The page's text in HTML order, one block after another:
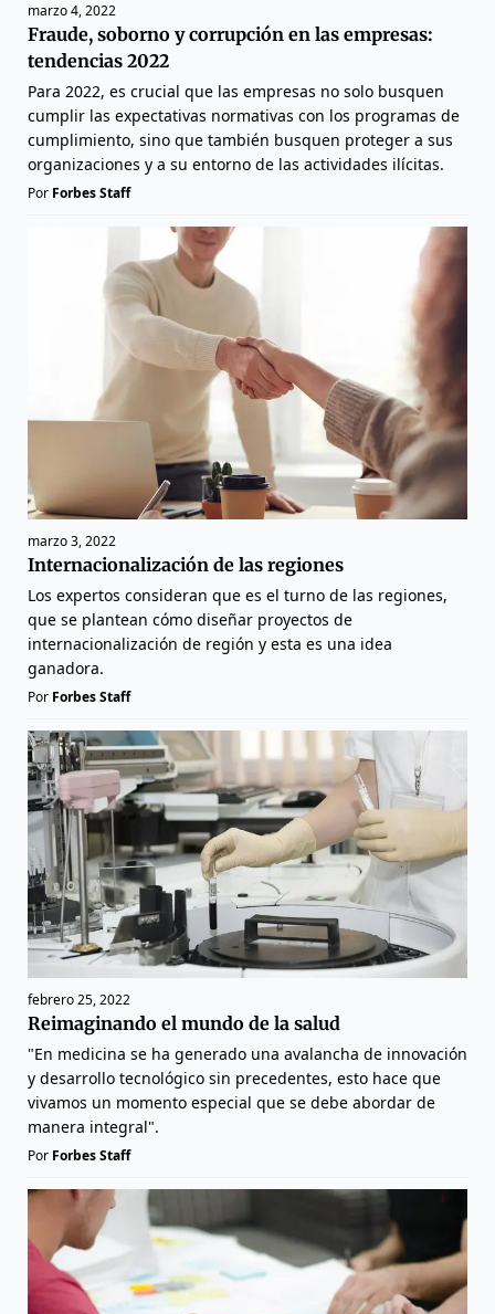
marzo 4, 2022
Fraude, soborno y corrupción en las empresas:
tendencias 2022
Para 2022, es crucial que las empresas no solo busquen
cumplir las expectativas normativas con los programas de
cumplimiento, sino que también busquen proteger a sus
organizaciones y a su entorno de las actividades ilícitas.
Por Forbes Staff
marzo 3, 2022
Internacionalización de las regiones
Los expertos consideran que es el turno de las regiones,
que se plantean cómo diseñar proyectos de
internacionalización de región y esta es una idea
ganadora.
Por Forbes Staff
febrero 25, 2022
Reimaginando el mundo de la salud
"En medicina se ha generado una avalancha de innovación
y desarrollo tecnológico sin precedentes, esto hace que
vivamos un momento especial que se debe abordar de
manera integral".
Por Forbes Staff